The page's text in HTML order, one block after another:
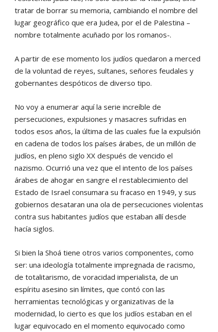
tratar de borrar su memoria, cambiando el nombre del
lugar geográfico que era Judea, por el de Palestina –
nombre totalmente acuñado por los romanos-.
A partir de ese momento los judíos quedaron a merced
de la voluntad de reyes, sultanes, señores feudales y
gobernantes despóticos de diverso tipo.
No voy a enumerar aquí la serie increíble de
persecuciones, expulsiones y masacres sufridas en
todos esos años, la última de las cuales fue la expulsión
en cadena de todos los países árabes, de un millón de
judíos, en pleno siglo XX después de vencido el
nazismo. Ocurrió una vez que el intento de los países
árabes de ahogar en sangre el restablecimiento del
Estado de Israel consumara su fracaso en 1949, y sus
gobiernos desataran una ola de persecuciones violentas
contra sus habitantes judíos que estaban allí desde
hacía siglos.
Si bien la Shoá tiene otros varios componentes, como
ser: una ideología totalmente impregnada de racismo,
de totalitarismo, de voracidad imperialista, de un
espíritu asesino sin límites, que contó con las
herramientas tecnológicas y organizativas de la
modernidad, lo cierto es que los judíos estaban en el
lugar equivocado en el momento equivocado como